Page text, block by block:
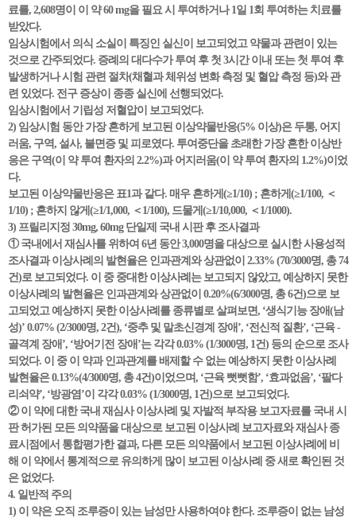
료를, 2,608명이 이 약 60 mg을 필요 시 투여하거나 1일 1회 투여하는 치료를
받았다.
임상시험에서 의식 소실이 특징인 실신이 보고되었고 약물과 관련이 있는
것으로 간주되었다. 증례의 대다수가 투여 후 첫 3시간 이내 또는 첫 투여 후
발생하거나 시험 관련 절차(채혈과 체위성 변화 측정 및 혈압 측정 등)와 관
련 있었다. 전구 증상이 종종 실신에 선행되었다.
임상시험에서 기립성 저혈압이 보고되었다.
2) 임상시험 동안 가장 흔하게 보고된 이상약물반응(5% 이상)은 두통, 어지
러움, 구역, 설사, 불면증 및 피로였다. 투여중단을 초래한 가장 흔한 이상반
응은 구역(이 약 투여 환자의 2.2%)과 어지러움(이 약 투여 환자의 1.2%)이었
다.
보고된 이상약물반응은 표1과 같다. 매우 흔하게(≥1/10) ; 흔하게(≥1/100, ＜
1/10) ; 흔하지 않게(≥1/1,000, ＜1/100), 드물게(≥1/10,000, ＜1/1000).
3) 프릴리지정 30mg, 60mg 단일제 국내 시판 후 조사결과
① 국내에서 재심사를 위하여 6년 동안 3,000명을 대상으로 실시한 사용성적
조사결과 이상사례의 발현율은 인과관계와 상관없이 2.33% (70/3000명, 총 74
건)로 보고되었다. 이 중 중대한 이상사례는 보고되지 않았고, 예상하지 못한
이상사례의 발현율은 인과관계와 상관없이 0.20%(6/3000명, 총 6건)으로 보
고되었고 예상하지 못한 이상사례를 종류별로 살펴보면, ‘생식기능 장애(남
성)’ 0.07% (2/3000명, 2건), ‘중추 및 말초신경계 장애’, ‘전신적 질환’, ‘근육 -
골격계 장애’, ‘방어기전 장애’는 각각 0.03% (1/3000명, 1건) 등의 순으로 조사
되었다. 이 중 이 약과 인과관계를 배제할 수 없는 예상하지 못한 이상사례
발현율은 0.13%(4/3000명, 총 4건)이었으며, ‘근육 뻣뻣함’, ‘효과없음’, ‘팔다
리쇠약’, ‘방광염’이 각각 0.03% (1/3000명, 1건)으로 보고되었다.
② 이 약에 대한 국내 재심사 이상사례 및 자발적 부작용 보고자료를 국내 시
판 허가된 모든 의약품을 대상으로 보고된 이상사례 보고자료와 재심사 종
료시점에서 통합평가한 결과, 다른 모든 의약품에서 보고된 이상사례에 비
해 이 약에서 통계적으로 유의하게 많이 보고된 이상사례 중 새로 확인된 것
은 없었다.
4. 일반적 주의
1) 이 약은 오직 조루증이 있는 남성만 사용하여야 한다. 조루증이 없는 남성